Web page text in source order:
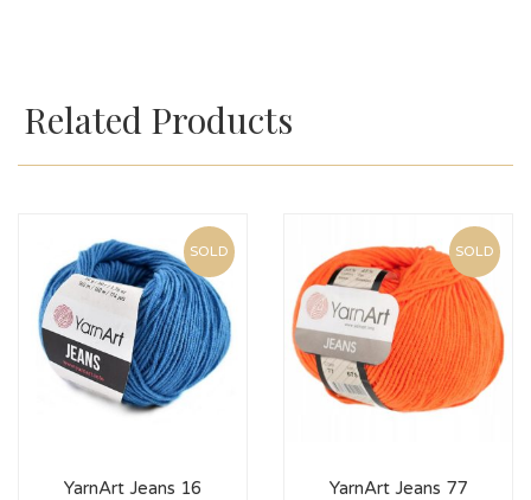
Related Products
SOLD
YarnArt Jeans 16
SOLD
YarnArt Jeans 77